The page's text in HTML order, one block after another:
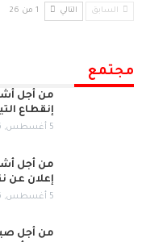
السابق التالي 1 من 26
مجتمع
من أجل
إنقطاع
5 أغسطس, 2026
من أجل
إعلان عن
5 أغسطس, 2026
من أجل